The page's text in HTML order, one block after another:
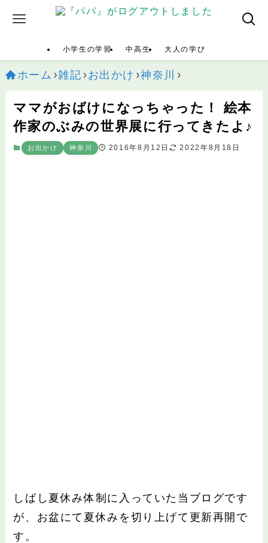
小学生の学習 中高生 大人の学び
ホーム 雑記 お出かけ 神奈川
ママがおばけになっちゃった！ 絵本
作家のぶみの世界展に行ってきたよ♪
お出かけ 神奈川 2016年8月12日 2022年8月18日
しばし夏休み体制に入っていた当ブログです
が、お盆にて夏休みを切り上げて更新再開で
す。